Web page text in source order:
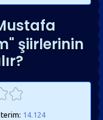
şiirlerinin
14.124